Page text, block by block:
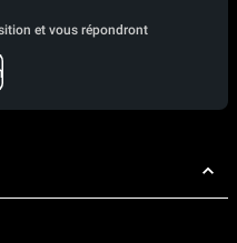
et vous répondront